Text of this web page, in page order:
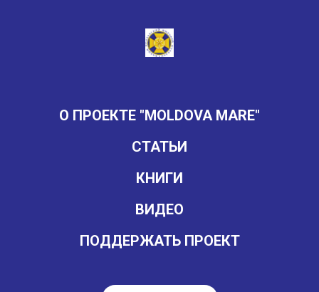
О ПРОЕКТЕ "MOLDOVA MARE"
СТАТЬИ
КНИГИ
ВИДЕО
ПОДДЕРЖАТЬ ПРОЕКТ